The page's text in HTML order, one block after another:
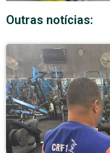
Outras notícias: